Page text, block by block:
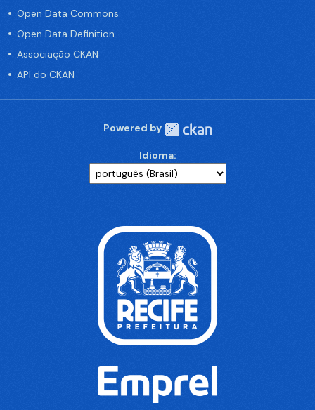
Open Data Commons
Open Data Definition
Associação CKAN
API do CKAN
Powered by
Idioma